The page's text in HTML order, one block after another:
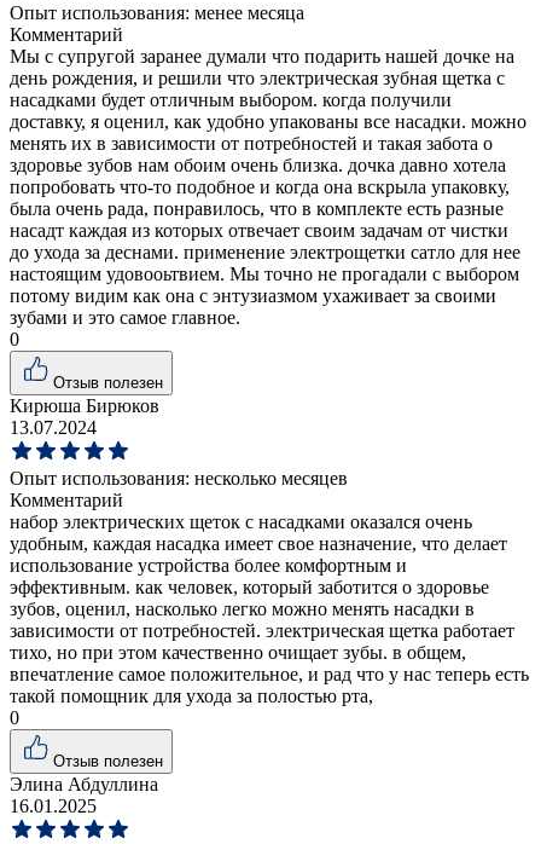
Опыт использования: менее месяца
Комментарий
Мы с супругой заранее думали что подарить нашей дочке на
день рождения, и решили что электрическая зубная щетка с
насадками будет отличным выбором. когда получили
доставку, я оценил, как удобно упакованы все насадки. можно
менять их в зависимости от потребностей и такая забота о
здоровье зубов нам обоим очень близка. дочка давно хотела
попробовать что-то подобное и когда она вскрыла упаковку,
была очень рада, понравилось, что в комплекте есть разные
насадт каждая из которых отвечает своим задачам от чистки
до ухода за деснами. применение электрощетки сатло для нее
настоящим удовооьтвием. Мы точно не прогадали с выбором
потому видим как она с энтузиазмом ухаживает за своими
зубами и это самое главное.
0
Отзыв полезен
Кирюша Бирюков
13.07.2024
Опыт использования: несколько месяцев
Комментарий
набор электрических щеток с насадками оказался очень
удобным, каждая насадка имеет свое назначение, что делает
использование устройства более комфортным и
эффективным. как человек, который заботится о здоровье
зубов, оценил, насколько легко можно менять насадки в
зависимости от потребностей. электрическая щетка работает
тихо, но при этом качественно очищает зубы. в общем,
впечатление самое положительное, и рад что у нас теперь есть
такой помощник для ухода за полостью рта,
0
Отзыв полезен
Элина Абдуллина
16.01.2025